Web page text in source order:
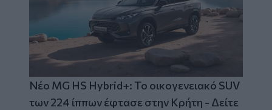
Νέο MG HS Hybrid+: Το οικογενειακό SUV
των 224 ίππων έφτασε στην Κρήτη - Δείτε